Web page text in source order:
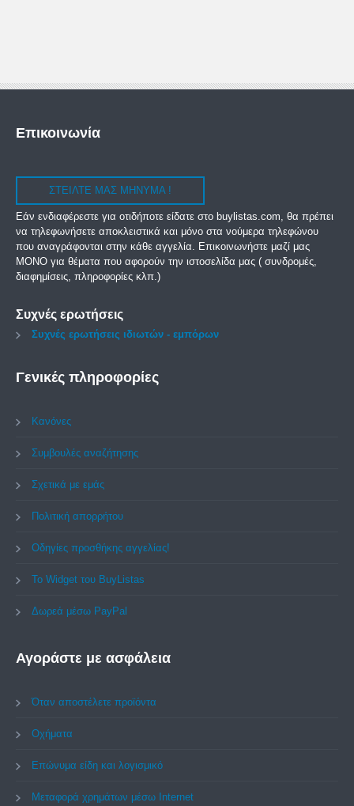
Επικοινωνία
ΣΤΕΊΛΤΕ ΜΑΣ ΜΉΝΥΜΑ !
Εάν ενδιαφέρεστε για οτιδήποτε είδατε στο buylistas.com, θα πρέπει
να τηλεφωνήσετε αποκλειστικά και μόνο στα νούμερα τηλεφώνου
που αναγράφονται στην κάθε αγγελία. Επικοινωνήστε μαζί μας
ΜΟΝΟ για θέματα που αφορούν την ιστοσελίδα μας ( συνδρομές,
διαφημίσεις, πληροφορίες κλπ.)
Συχνές ερωτήσεις
Συχνές ερωτήσεις ιδιωτών - εμπόρων
Γενικές πληροφορίες
Κανόνες
Συμβουλές αναζήτησης
Σχετικά με εμάς
Πολιτική απορρήτου
Οδηγίες προσθήκης αγγελίας!
Το Widget του BuyListas
Δωρεά μέσω PayPal
Αγοράστε με ασφάλεια
Όταν αποστέλετε προϊόντα
Οχήματα
Επώνυμα είδη και λογισμικό
Μεταφορά χρημάτων μέσω Internet